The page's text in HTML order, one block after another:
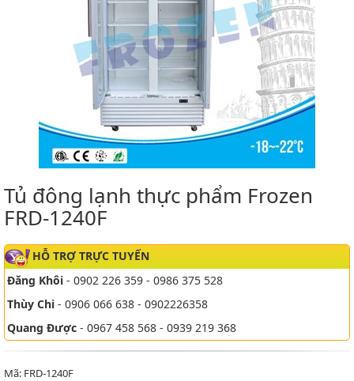
Tủ đông lạnh thực phẩm Frozen
FRD-1240F
HỖ TRỢ TRỰC TUYẾN
Đăng Khôi - 0902 226 359 - 0986 375 528
Thùy Chi - 0906 066 638 - 0902226358
Quang Được - 0967 458 568 - 0939 219 368
Mã: FRD-1240F